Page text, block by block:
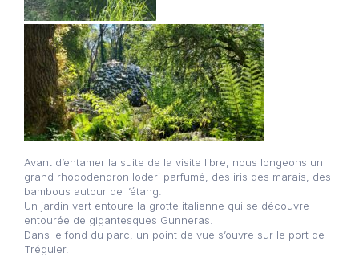
Avant d’entamer la suite de la visite libre, nous longeons un
grand rhododendron loderi parfumé, des iris des marais, des
bambous autour de l’étang.
Un jardin vert entoure la grotte italienne qui se découvre
entourée de gigantesques Gunneras.
Dans le fond du parc, un point de vue s’ouvre sur le port de
Tréguier.